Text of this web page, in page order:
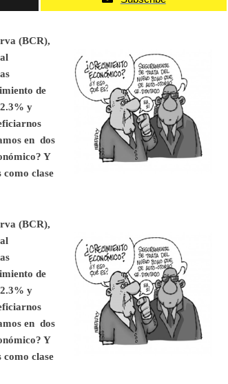
(BCR),
de
y
en dos
Y
como clase
(BCR),
de
y
en dos
Y
como clase